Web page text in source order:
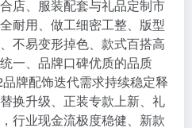
店、服装配套与礼品定制市
耐用、做工细密工整、版型
不易变形掉色、款式百搭高
一、品牌口碑优质的品质
牌配饰迭代需求持续稳定释
换升级、正装专款上新、礼
行业现金流极度稳健、新款